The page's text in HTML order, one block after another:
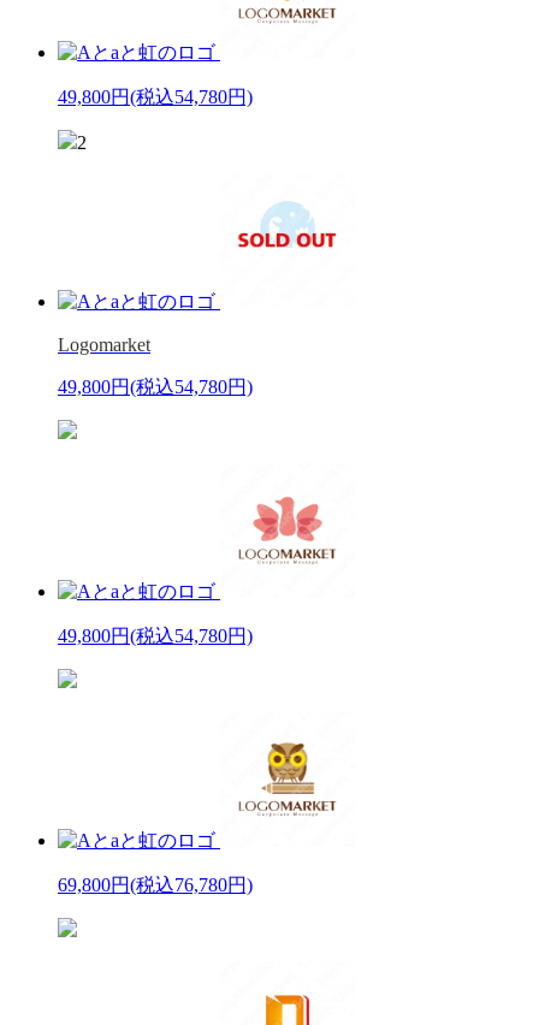
49,800円(税込54,780円)
2
Logomarket
49,800円(税込54,780円)
49,800円(税込54,780円)
69,800円(税込76,780円)